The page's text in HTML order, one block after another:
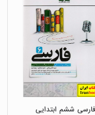
فارسی ششم ابتدایی